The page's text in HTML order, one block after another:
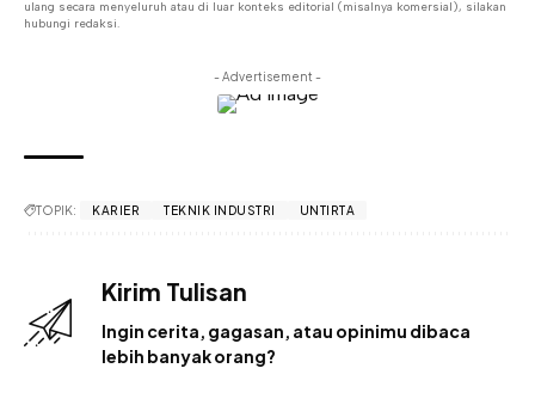
ulang secara menyeluruh atau di luar konteks editorial (misalnya komersial), silakan
hubungi redaksi.
- Advertisement -
TOPIK: KARIER TEKNIK INDUSTRI UNTIRTA
Kirim Tulisan
Ingin cerita, gagasan, atau opinimu dibaca
lebih banyak orang?